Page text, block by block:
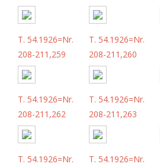
T. 54.1926=Nr.
208-211,259
T. 54.1926=Nr.
208-211,260
T. 54.1926=Nr.
208-211,262
T. 54.1926=Nr.
208-211,263
T. 54.1926=Nr.
T. 54.1926=Nr.